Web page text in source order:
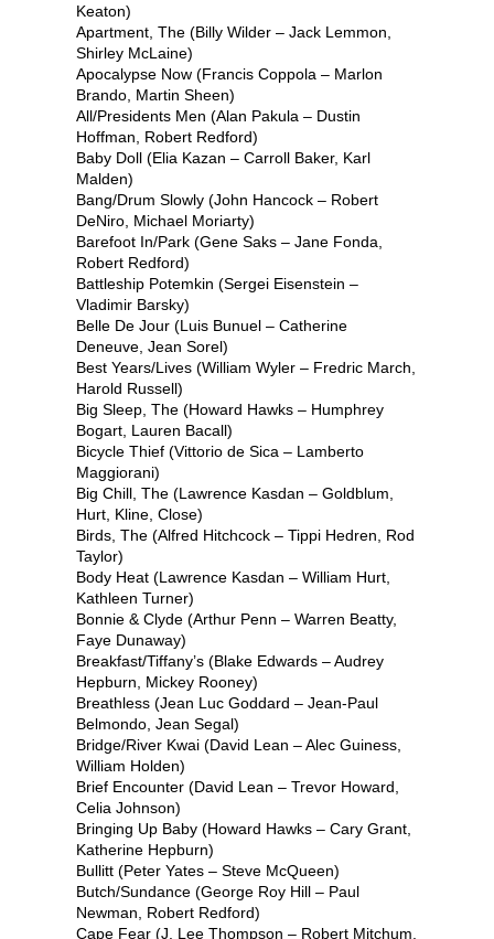
Keaton)
Apartment, The (Billy Wilder – Jack Lemmon,
Shirley McLaine)
Apocalypse Now (Francis Coppola – Marlon
Brando, Martin Sheen)
All/Presidents Men (Alan Pakula – Dustin
Hoffman, Robert Redford)
Baby Doll (Elia Kazan – Carroll Baker, Karl
Malden)
Bang/Drum Slowly (John Hancock – Robert
DeNiro, Michael Moriarty)
Barefoot In/Park (Gene Saks – Jane Fonda,
Robert Redford)
Battleship Potemkin (Sergei Eisenstein –
Vladimir Barsky)
Belle De Jour (Luis Bunuel – Catherine
Deneuve, Jean Sorel)
Best Years/Lives (William Wyler – Fredric March,
Harold Russell)
Big Sleep, The (Howard Hawks – Humphrey
Bogart, Lauren Bacall)
Bicycle Thief (Vittorio de Sica – Lamberto
Maggiorani)
Big Chill, The (Lawrence Kasdan – Goldblum,
Hurt, Kline, Close)
Birds, The (Alfred Hitchcock – Tippi Hedren, Rod
Taylor)
Body Heat (Lawrence Kasdan – William Hurt,
Kathleen Turner)
Bonnie & Clyde (Arthur Penn – Warren Beatty,
Faye Dunaway)
Breakfast/Tiffany’s (Blake Edwards – Audrey
Hepburn, Mickey Rooney)
Breathless (Jean Luc Goddard – Jean-Paul
Belmondo, Jean Segal)
Bridge/River Kwai (David Lean – Alec Guiness,
William Holden)
Brief Encounter (David Lean – Trevor Howard,
Celia Johnson)
Bringing Up Baby (Howard Hawks – Cary Grant,
Katherine Hepburn)
Bullitt (Peter Yates – Steve McQueen)
Butch/Sundance (George Roy Hill – Paul
Newman, Robert Redford)
Cape Fear (J. Lee Thompson – Robert Mitchum,